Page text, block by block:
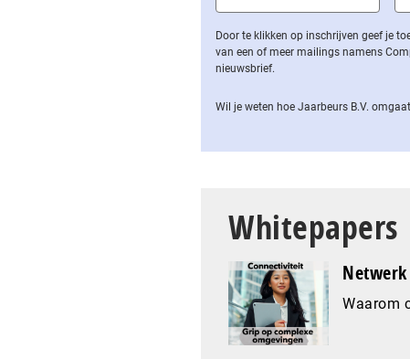
Door te klikken op inschrijven geef je
van een of meer mailings namens
nieuwsbrief.
Wil je weten hoe Jaarbeurs B.V.
Whitepapers
Waarom